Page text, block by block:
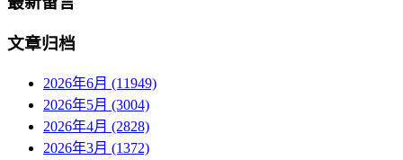
文章归档
2026年6月 (11949)
2026年5月 (3004)
2026年4月 (2828)
2026年3月 (1372)